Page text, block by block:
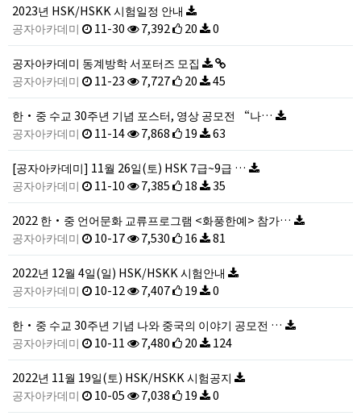
2023년 HSK/HSKK 시험일정 안내
공자아카데미
11-30 7,392 20 0
공자아카데미 동계방학 서포터즈 모집
공자아카데미
11-23 7,727 20 45
한·중 수교 30주년 기념 포스터, 영상 공모전 “나…
공자아카데미
11-14 7,868 19 63
[공자아카데미] 11월 26일(토) HSK 7급~9급 …
공자아카데미
11-10 7,385 18 35
2022 한·중 언어문화 교류프로그램 <화풍한예> 참가…
공자아카데미
10-17 7,530 16 81
2022년 12월 4일(일) HSK/HSKK 시험안내
공자아카데미
10-12 7,407 19 0
한·중 수교 30주년 기념 나와 중국의 이야기 공모전 …
공자아카데미
10-11 7,480 20 124
2022년 11월 19일(토) HSK/HSKK 시험공지
공자아카데미
10-05 7,038 19 0